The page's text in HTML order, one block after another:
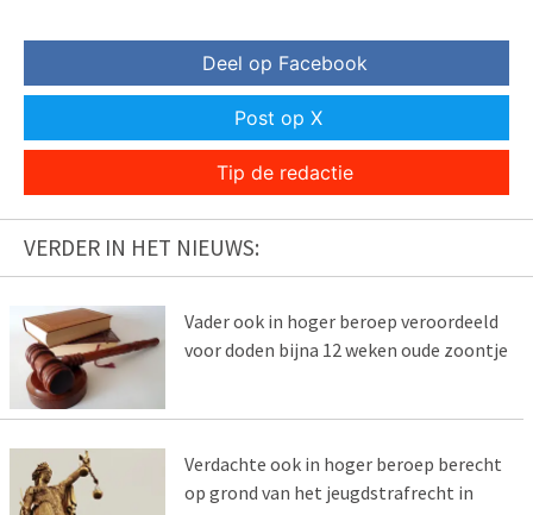
Deel op Facebook
Post op X
Tip de redactie
VERDER IN HET NIEUWS:
Vader ook in hoger beroep veroordeeld
voor doden bijna 12 weken oude zoontje
Verdachte ook in hoger beroep berecht
op grond van het jeugdstrafrecht in